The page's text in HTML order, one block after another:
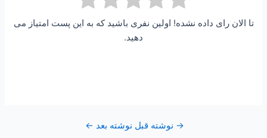
تا الان رای داده نشده! اولین نفری باشید که به این پست امتیاز می
دهید.
→ نوشته قبل نوشته بعد ←